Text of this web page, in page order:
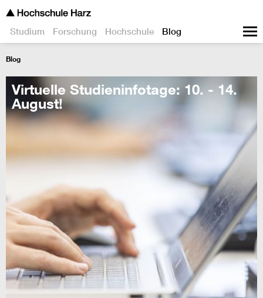
Studium Forschung Hochschule Blog
Blog
Virtuelle Studieninfotage: 10. - 14.
August!